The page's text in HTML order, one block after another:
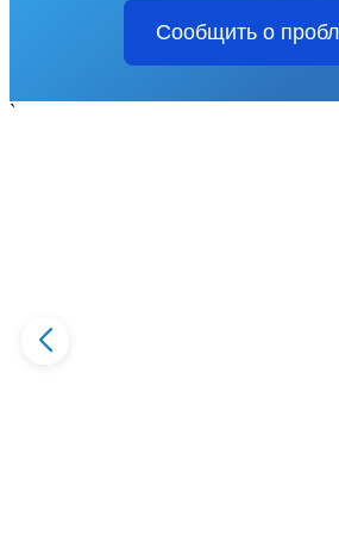
Сообщить о
`